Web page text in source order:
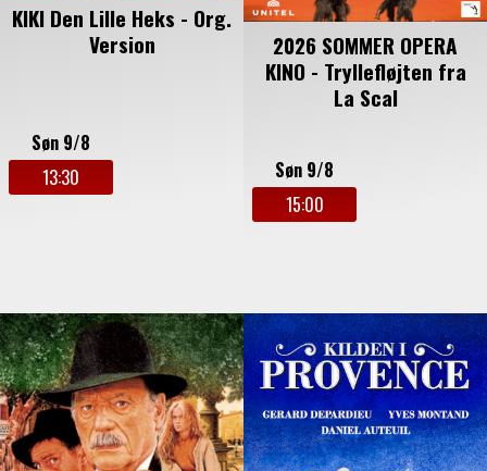
KIKI Den Lille Heks - Org.
Version
Søn 9/8
13:30
2026 SOMMER OPERA
KINO - Tryllefløjten fra
La Scal
Søn 9/8
15:00